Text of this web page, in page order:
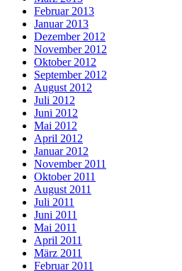
Februar 2013
Januar 2013
Dezember 2012
November 2012
Oktober 2012
September 2012
August 2012
Juli 2012
Juni 2012
Mai 2012
April 2012
Januar 2012
November 2011
Oktober 2011
August 2011
Juli 2011
Juni 2011
Mai 2011
April 2011
März 2011
Februar 2011